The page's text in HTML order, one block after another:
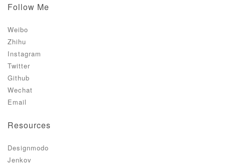
Follow Me
Weibo
Zhihu
Instagram
Twitter
Github
Wechat
Email
Resources
Designmodo
Jenkov